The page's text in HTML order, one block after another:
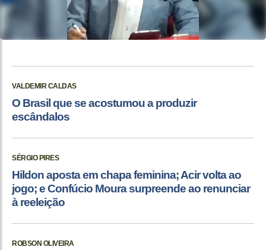
VALDEMIR CALDAS
O Brasil que se acostumou a produzir
escândalos
SÉRGIO PIRES
Hildon aposta em chapa feminina; Acir volta ao
jogo; e Confúcio Moura surpreende ao renunciar
à reeleição
ROBSON OLIVEIRA